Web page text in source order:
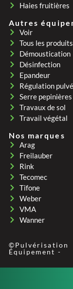
Haies fruitières
Autres
Voir
Tous les produits
Démoustication
Désinfection
Epandeur
Régulation pulvé
Serre pepinières
Travaux de sol
Travail végétal
Nos marques
Arag
Freilauber
Rink
Tecomec
Tifone
Weber
VMA
Wanner
©Pulvérisation
Équipement -